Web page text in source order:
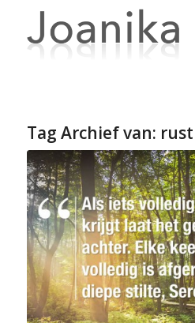
Tag Archief van: rust